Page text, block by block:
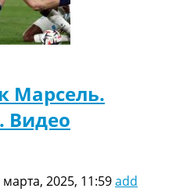
Марсель.
Видео
марта, 2025, 11:59add